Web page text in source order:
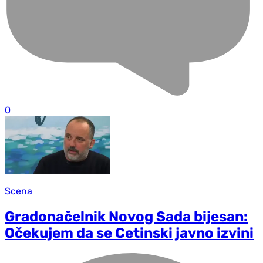
0
Scena
Gradonačelnik Novog Sada bijesan:
Očekujem da se Cetinski javno izvini